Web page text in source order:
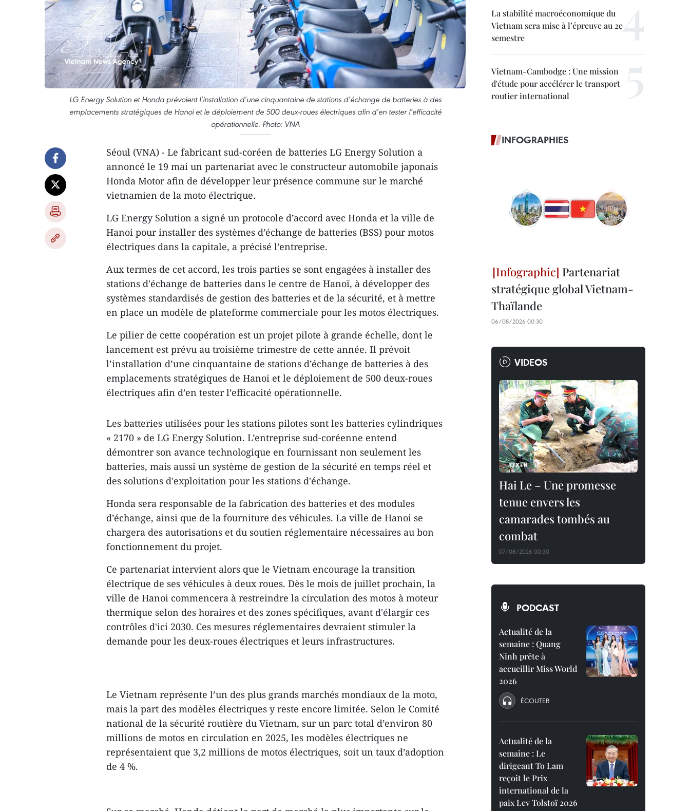
LG Energy Solution et Honda prévoient l’installation d’une cinquantaine de stations d’échange de batteries à des
emplacements stratégiques de Hanoi et le déploiement de 500 deux-roues électriques afin d’en tester l’efficacité
opérationnelle. Photo: VNA
Séoul (VNA) - Le fabricant sud-coréen de batteries LG Energy Solution a
annoncé le 19 mai un partenariat avec le constructeur automobile japonais
Honda Motor afin de développer leur présence commune sur le marché
vietnamien de la moto électrique.
LG Energy Solution a signé un protocole d’accord avec Honda et la ville de
Hanoi pour installer des systèmes d’échange de batteries (BSS) pour motos
électriques dans la capitale, a précisé l’entreprise.
Aux termes de cet accord, les trois parties se sont engagées à installer des
stations d'échange de batteries dans le centre de Hanoï, à développer des
systèmes standardisés de gestion des batteries et de la sécurité, et à mettre
en place un modèle de plateforme commerciale pour les motos électriques.
Le pilier de cette coopération est un projet pilote à grande échelle, dont le
lancement est prévu au troisième trimestre de cette année. Il prévoit
l’installation d’une cinquantaine de stations d’échange de batteries à des
emplacements stratégiques de Hanoi et le déploiement de 500 deux-roues
électriques afin d’en tester l’efficacité opérationnelle.
Les batteries utilisées pour les stations pilotes sont les batteries cylindriques
« 2170 » de LG Energy Solution. L’entreprise sud-coréenne entend
démontrer son avance technologique en fournissant non seulement les
batteries, mais aussi un système de gestion de la sécurité en temps réel et
des solutions d'exploitation pour les stations d'échange.
Honda sera responsable de la fabrication des batteries et des modules
d’échange, ainsi que de la fourniture des véhicules. La ville de Hanoi se
chargera des autorisations et du soutien réglementaire nécessaires au bon
fonctionnement du projet.
Ce partenariat intervient alors que le Vietnam encourage la transition
électrique de ses véhicules à deux roues. Dès le mois de juillet prochain, la
ville de Hanoi commencera à restreindre la circulation des motos à moteur
thermique selon des horaires et des zones spécifiques, avant d'élargir ces
contrôles d'ici 2030. Ces mesures réglementaires devraient stimuler la
demande pour les deux-roues électriques et leurs infrastructures.
Le Vietnam représente l’un des plus grands marchés mondiaux de la moto,
mais la part des modèles électriques y reste encore limitée. Selon le Comité
national de la sécurité routière du Vietnam, sur un parc total d’environ 80
millions de motos en circulation en 2025, les modèles électriques ne
représentaient que 3,2 millions de motos électriques, soit un taux d’adoption
de 4 %.
La stabilité macroéconomique du
Vietnam sera mise à l’épreuve au 2e
semestre
Vietnam-Cambodge : Une mission
d'étude pour accélérer le transport
routier international
INFOGRAPHIES
Partenariat
stratégique global Vietnam-
Thaïlande
06/08/2026 00:30
VIDEOS
Hai Le – Une promesse
tenue envers les
camarades tombés au
combat
07/08/2026 00:30
PODCAST
Actualité de la
semaine : Quang
Ninh prête à
accueillir Miss World
2026
ÉCOUTER
Actualité de la
semaine : Le
dirigeant To Lam
reçoit le Prix
international de la
paix Lev Tolstoï 2026